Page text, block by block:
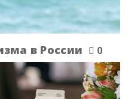
в России 0